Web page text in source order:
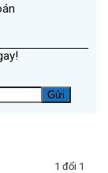
1 đổi 1